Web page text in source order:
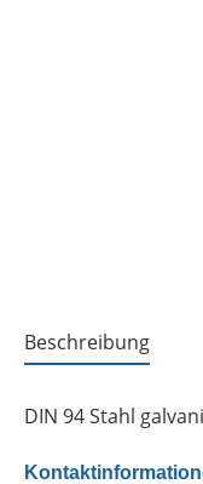
Beschreibung
DIN 94 Stahl